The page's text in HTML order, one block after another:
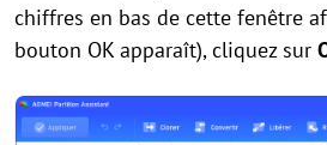
chiffres en bas de cette fenêtre
bouton OK apparaît), cliquez sur